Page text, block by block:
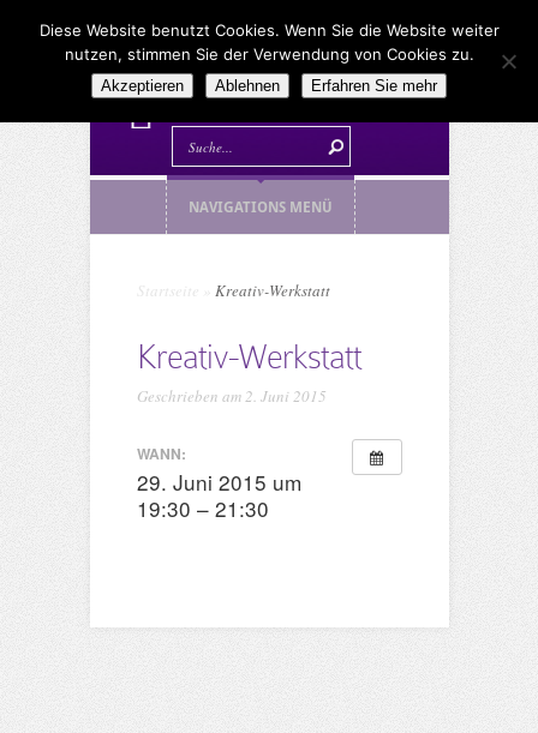
NAVIGATIONS MENÜ
Startseite Kreativ-Werkstatt
Kreativ-Werkstatt
Geschrieben am 2. Juni 2015
WANN:
29. Juni 2015 um
19:30 – 21:30
Diese Website benutzt Cookies. Wenn Sie die Website weiter
nutzen, stimmen Sie der Verwendung von Cookies zu.
Akzeptieren Ablehnen Erfahren Sie mehr